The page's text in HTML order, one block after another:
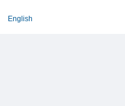
English